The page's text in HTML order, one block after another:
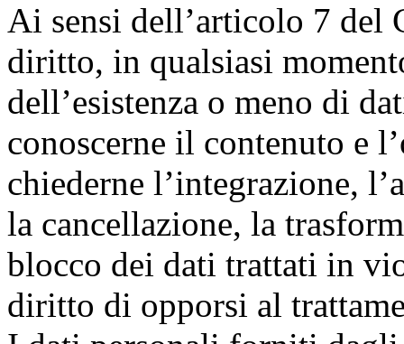
Ai sensi dell’articolo 7 del
diritto, in qualsiasi
dell’esistenza o meno di
conoscerne il contenuto e
chiederne l’integrazione,
la cancellazione, la
blocco dei dati trattati in
diritto di opporsi al